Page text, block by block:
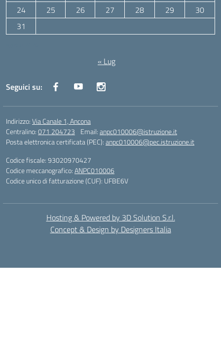
24
25 26 27 28 29
30
31
« Lug
Seguici su:
Indirizzo:Via Canale 1, Ancona
Centralino:071 204723 Email:anpc010006@istruzione.it
Posta elettronica certificata (PEC):anpc010006@pec.istruzione.it
Codice fiscale: 93020970427
Codice meccanografico:ANPC010006
Codice unico di fatturazione (CUF): UFBE6V
Hosting & Powered by 3D Solution S.r.l.
Concept & Design by Designers Italia